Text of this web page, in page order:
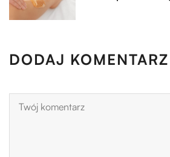
DODAJ KOMENTARZ